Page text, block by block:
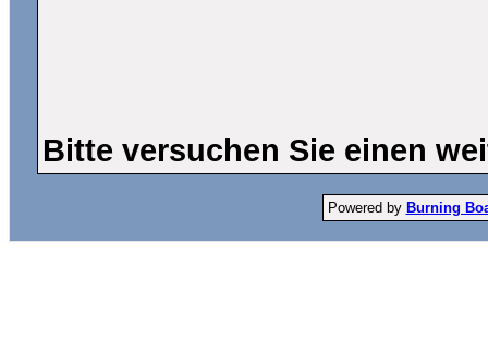
Bitte versuchen Sie einen
Powered by Burning